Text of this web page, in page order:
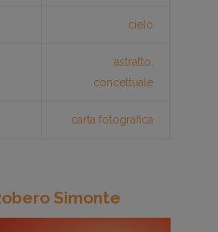
cielo
astratto
concettuale
carta fotografica
Simonte